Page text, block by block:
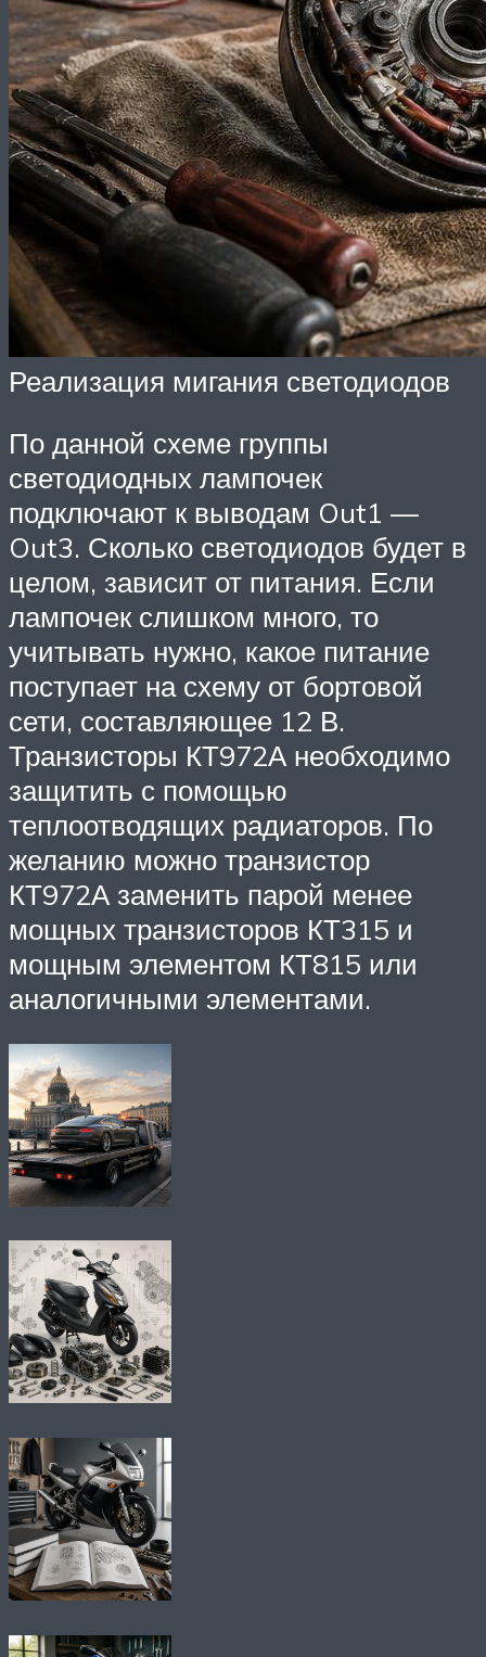
Реализация мигания светодиодов
По данной схеме группы
светодиодных лампочек
подключают к выводам Out1 —
Out3. Сколько светодиодов будет в
целом, зависит от питания. Если
лампочек слишком много, то
учитывать нужно, какое питание
поступает на схему от бортовой
сети, составляющее 12 В.
Транзисторы КТ972А необходимо
защитить с помощью
теплоотводящих радиаторов. По
желанию можно транзистор
КТ972А заменить парой менее
мощных транзисторов КТ315 и
мощным элементом КТ815 или
аналогичными элементами.